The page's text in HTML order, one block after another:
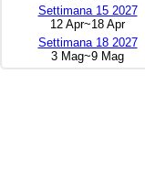
Settimana 15 2027
12 Apr~18 Apr
Settimana 18 2027
3 Mag~9 Mag